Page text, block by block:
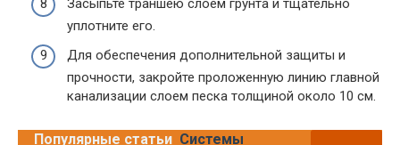
уплотните его.
Для обеспечения дополнительной защиты и
прочности, закройте проложенную линию главной
канализации слоем песка толщиной около 10 см.
Популярные статьи Системы